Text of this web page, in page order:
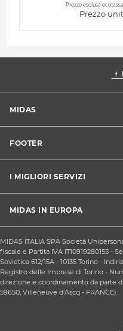
Prezzo esclusa ecotassa.
Prezzo
MIDAS
Blog dell'automobilista
Lavora con noi
Chi siamo
FOOTER
Apri un centro in franchising
CONDIZIONI PROMOZIONI
Sconti Convenzioni
Privacy policy
Condizioni Generali di Vendita
Contattaci
Responsabilità sociale
Cookie Policy
I MIGLIORI SERVIZI
Revisione
Cambio gomme stagionale
Cinghia di distribuzione
Ricarica clima
Sostituzione batteria
Sostituzione ammortizzatori
MIDAS IN EUROPA
Midas Spagna
Midas Belgio
Midas Portogallo
MIDAS ITALIA SPA Società
fiscale e Partita IVA IT10919280155 -
Sovietica 612/15A - 10135 Torino -
Registro delle Imprese di Torino -
direzione e coordinamento da parte
59650, Villeneuve d'Ascq - FRANCE).